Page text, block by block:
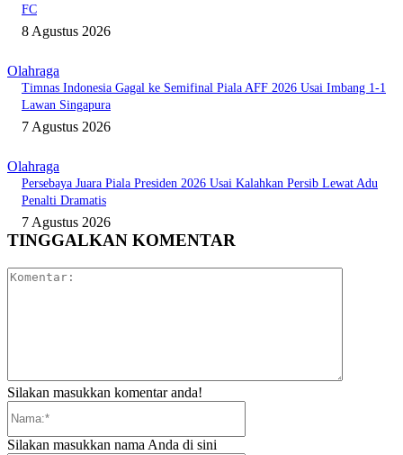
FC
8 Agustus 2026
Olahraga
Timnas Indonesia Gagal ke Semifinal Piala AFF 2026 Usai Imbang 1-1
Lawan Singapura
7 Agustus 2026
Olahraga
Persebaya Juara Piala Presiden 2026 Usai Kalahkan Persib Lewat Adu
Penalti Dramatis
7 Agustus 2026
TINGGALKAN KOMENTAR
Silakan masukkan komentar anda!
Silakan masukkan nama Anda di sini